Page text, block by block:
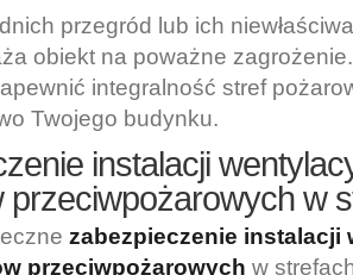
przegród lub ich
obiekt na poważne
integralność stref
Twojego budynku.
instalacji
przeciwpożarowych w
zabezpieczenie instalacji
przeciwpożarowych w